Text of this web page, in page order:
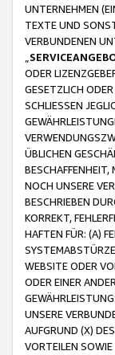
UNTERNEHMEN
TEXTE UND
VERBUNDENEN
ODER
GESETZLICH
SCHLIESSEN
ÜBLICHEN
NOCH UNSERE
BESCHRIEBEN
KORREKT,
HAFTEN FÜR: (A)
WEBSITE ODER
ODER EINER
UNSERE
AUFGRUND (X)
VORTEILEN